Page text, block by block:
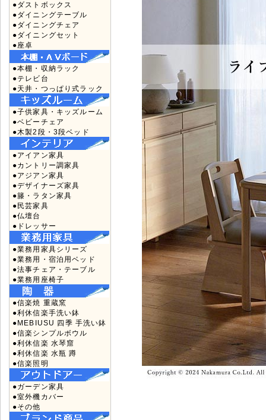
●ダストボックス
●ダイニングテーブル
●ダイニングチェア
●ダイニングセット
●座卓
●本棚・収納ラック
●テレビ台
●天井・つっぱり式ラック
●子供家具・キッズルーム
●ベビーチェア
●木製2段・3段ベッド
●アイアン家具
●カントリー調家具
●アジアン家具
●デザイナーズ家具
●籐・ラタン家具
●民芸家具
●仏壇台
●ドレッサー
●業務用家具シリーズ
●業務用・宿泊用ベッド
●法事チェア・テーブル
●業務用座椅子
●信楽焼 重蔵窯
●利休信楽手洗い鉢
●MEBIUSU 四季 手洗い鉢
●信楽シンプルボウル
●利休信楽 水琴窟
●利休信楽 水瓶 蹲
●信楽照明
●ガーデン家具
●室外機カバー
●その他